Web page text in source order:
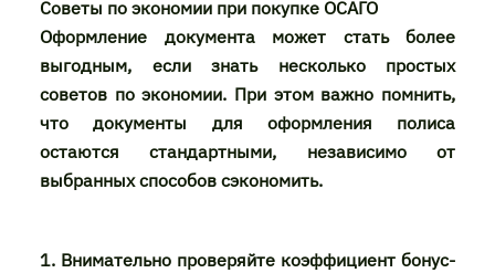
Советы по экономии при покупке ОСАГО
Оформление документа может стать более
выгодным, если знать несколько простых
советов по экономии. При этом важно помнить,
что документы для оформления полиса
остаются стандартными, независимо от
выбранных способов сэкономить.
1. Внимательно проверяйте коэффициент бонус-